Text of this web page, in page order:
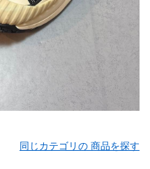
同じカテゴリの 商品を探す